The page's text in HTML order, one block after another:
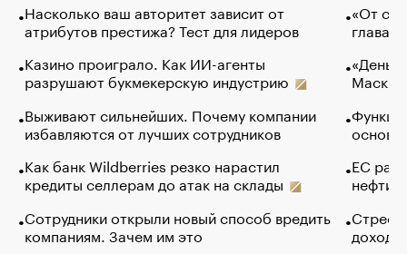
Насколько ваш авторитет зависит от
атрибутов престижа? Тест для лидеров
Казино проиграло. Как ИИ-агенты
разрушают букмекерскую индустрию
Выживают сильнейших. Почему компании
избавляются от лучших сотрудников
Как банк Wildberries резко нарастил
кредиты селлерам до атак на склады
Сотрудники открыли новый способ вредить
компаниям. Зачем им это
«От
глава
Маск в
основ
ЕС
нефти